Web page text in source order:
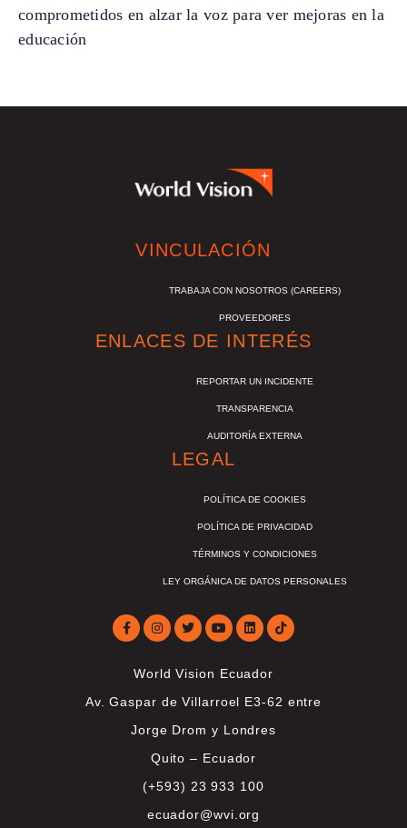
comprometidos en alzar la voz para ver mejoras en la
educación
VINCULACIÓN
TRABAJA CON NOSOTROS (CAREERS)
PROVEEDORES
ENLACES DE INTERÉS
REPORTAR UN INCIDENTE
TRANSPARENCIA
AUDITORÍA EXTERNA
LEGAL
POLÍTICA DE COOKIES
POLÍTICA DE PRIVACIDAD
TÉRMINOS Y CONDICIONES
LEY ORGÁNICA DE DATOS PERSONALES
World Vision Ecuador
Av. Gaspar de Villarroel E3-62 entre
Jorge Drom y Londres
Quito – Ecuador
(+593) 23 933 100
ecuador@wvi.org